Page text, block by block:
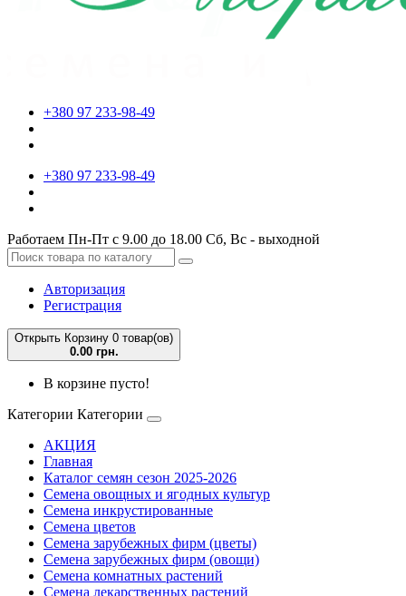
+380 97 233-98-49
+380 97 233-98-49
Работаем Пн-Пт с 9.00 до 18.00 Сб, Вс - выходной
Авторизация
Регистрация
Открыть Корзину 0 товар(ов)
0.00 грн.
В корзине пусто!
Категории Категории
АКЦИЯ
Главная
Каталог семян сезон 2025-2026
Семена овощных и ягодных культур
Семена инкрустированные
Семена цветов
Семена зарубежных фирм (цветы)
Семена зарубежных фирм (овощи)
Семена комнатных растений
Семена лекарственных растений